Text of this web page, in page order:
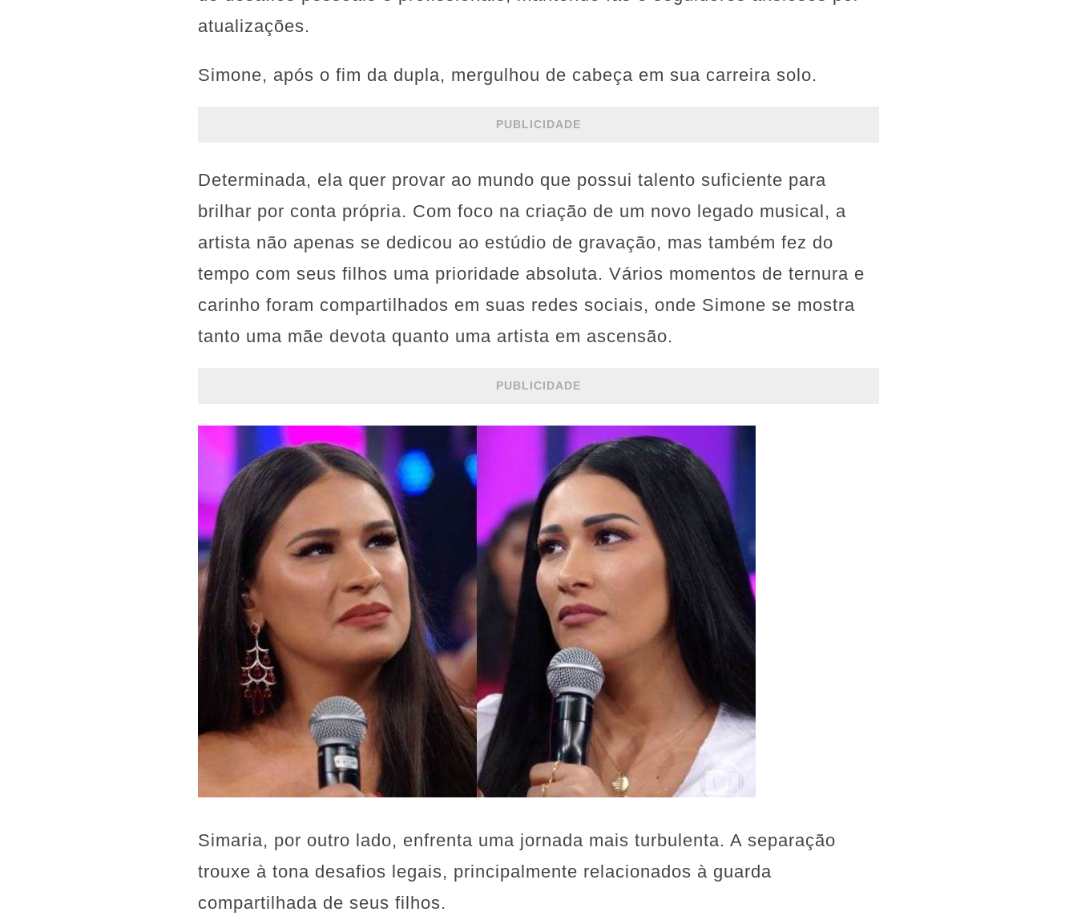
atualizações.
Simone, após o fim da dupla, mergulhou de cabeça em sua carreira solo.
PUBLICIDADE
Determinada, ela quer provar ao mundo que possui talento suficiente para
brilhar por conta própria. Com foco na criação de um novo legado musical, a
artista não apenas se dedicou ao estúdio de gravação, mas também fez do
tempo com seus filhos uma prioridade absoluta. Vários momentos de ternura e
carinho foram compartilhados em suas redes sociais, onde Simone se mostra
tanto uma mãe devota quanto uma artista em ascensão.
PUBLICIDADE
Simaria, por outro lado, enfrenta uma jornada mais turbulenta. A separação
trouxe à tona desafios legais, principalmente relacionados à guarda
compartilhada de seus filhos.